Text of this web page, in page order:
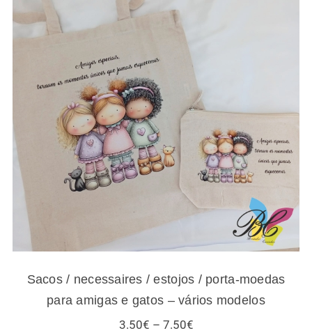
Sacos / necessaires / estojos / porta-
moedas para amigas e gatos – vários
modelos
Sacos / necessaires / estojos / porta-moedas
para amigas e gatos – vários modelos
3.50€ – 7.50€Price